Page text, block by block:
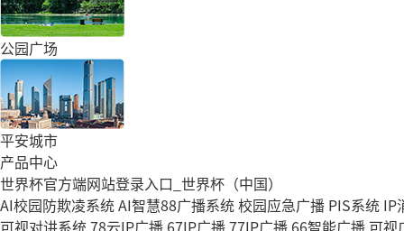
公园广场
平安城市
产品中心
世界杯官方端网站登录入口_世界杯（中国）
AI校园防欺凌系统AI智慧88广播系统校园应急广播 PIS系统 IP
可视对讲系统78云IP广播 67IP广播77IP广播 66智能广播 可视